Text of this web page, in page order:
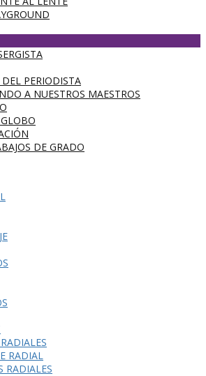
PERIODISTA
A NUESTROS MAESTROS
DE GRADO
RADIAL
RADIALES